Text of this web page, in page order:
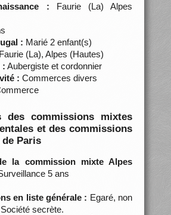
: Faurie (La) Alpes
: Marié 2 enfant(s)
Faurie (La), Alpes (Hautes)
: Aubergiste et cordonnier
: Commerces divers
des commissions mixtes
et des commissions
Paris
la commission mixte Alpes
5 ans
en liste générale : Egaré, non
secrète.